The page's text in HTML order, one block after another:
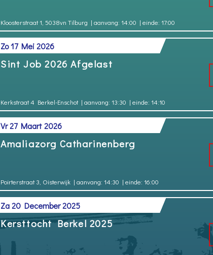
Kloosterstraat 1, 5038vn Tilburg | aanvang: 14:00 | einde: 17:00
Zo 17 Mei 2026
Sint Job 2026 Afgelast
Kerkstraat 4 Berkel-Enschot | aanvang: 13:30 | einde: 14:10
Vr 27 Maart 2026
Amaliazorg Catharinenberg
Poirterstraat 3, Oisterwijk | aanvang: 14:30 | einde: 16:00
Za 20 December 2025
Kersttocht Berkel 2025